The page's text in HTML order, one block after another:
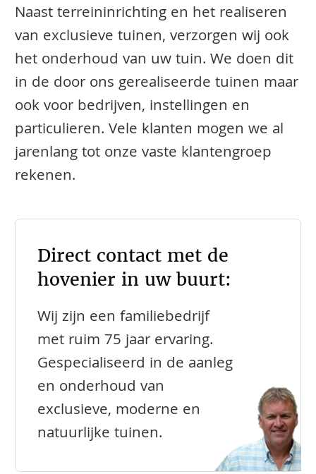
Naast terreininrichting en het realiseren
van exclusieve tuinen, verzorgen wij ook
het onderhoud van uw tuin. We doen dit
in de door ons gerealiseerde tuinen maar
ook voor bedrijven, instellingen en
particulieren. Vele klanten mogen we al
jarenlang tot onze vaste klantengroep
rekenen.
Direct contact met de
hovenier in uw buurt:
Wij zijn een familiebedrijf
met ruim 75 jaar ervaring.
Gespecialiseerd in de aanleg
en onderhoud van
exclusieve, moderne en
natuurlijke tuinen.